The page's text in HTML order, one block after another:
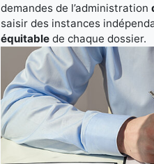
demandes de l’administration
saisir des instances
équitable de chaque dossier.